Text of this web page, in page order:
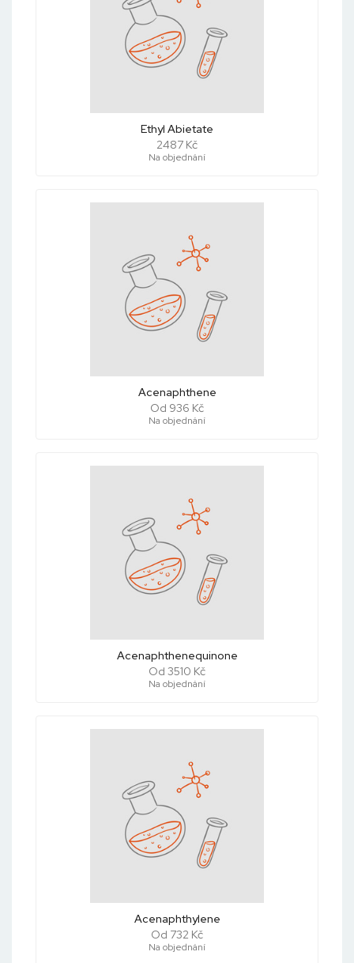
Ethyl Abietate
2487 Kč
Na objednání
Acenaphthene
Od 936 Kč
Na objednání
Acenaphthenequinone
Od 3510 Kč
Na objednání
Acenaphthylene
Od 732 Kč
Na objednání